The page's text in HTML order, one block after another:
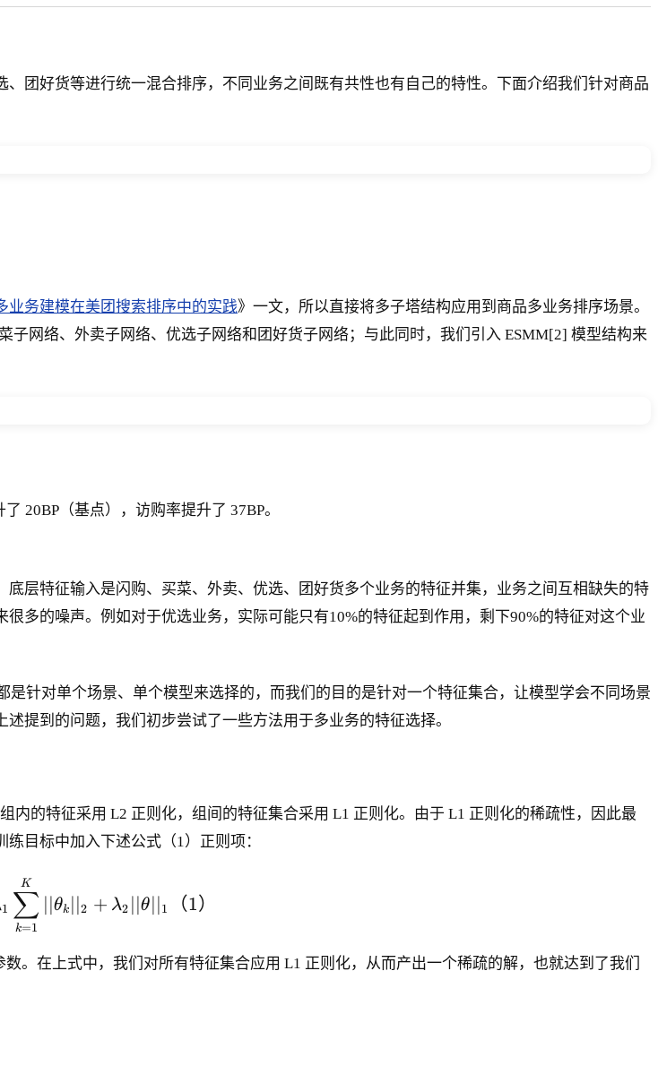
团好货等进行统一混合排序，不同业务之间既有共性也有自己的特性。下面介绍我们针对商品
业务建模在美团搜索排序中的实践》一文，所以直接将多子塔结构应用到商品多业务排序场景。
网络、外卖子网络、优选子网络和团好货子网络；与此同时，我们引入 ESMM[2] 模型结构来
20BP（基点），访购率提升了 37BP。
层特征输入是闪购、买菜、外卖、优选、团好货多个业务的特征并集，业务之间互相缺失的特
多的噪声。例如对于优选业务，实际可能只有10%的特征起到作用，剩下90%的特征对这个业
针对单个场景、单个模型来选择的，而我们的目的是针对一个特征集合，让模型学会不同场景
提到的问题，我们初步尝试了一些方法用于多业务的特征选择。
内的特征采用 L2 正则化，组间的特征集合采用 L1 正则化。由于 L1 正则化的稀疏性，因此最
目标中加入下述公式（1）正则项：
1
k=1
∑
K
∣∣θk ∣∣2 + λ2 ∣∣θ∣∣1 （1）
数。在上式中，我们对所有特征集合应用 L1 正则化，从而产出一个稀疏的解，也就达到了我们